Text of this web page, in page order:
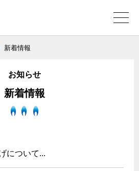
いて
新着情報
お知らせ
新着情報
について...